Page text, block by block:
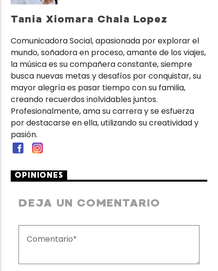
Tania Xiomara Chala Lopez
Comunicadora Social, apasionada por explorar el
mundo, soñadora en proceso, amante de los viajes,
la música es su compañera constante, siempre
busca nuevas metas y desafíos por conquistar, su
mayor alegría es pasar tiempo con su familia,
creando recuerdos inolvidables juntos.
Profesionalmente, ama su carrera y se esfuerza
por destacarse en ella, utilizando su creatividad y
pasión.
OPINIONES
DEJA UN COMENTARIO